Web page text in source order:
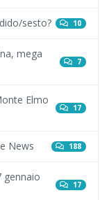
sesto? 10
mega
7
Elmo
17
News 188
gennaio
17